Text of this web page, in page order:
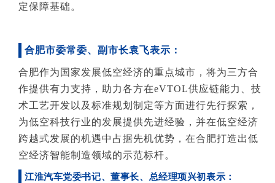
定保障基础。
合肥市委常委、副市长袁飞表示：
合肥作为国家发展低空经济的重点城市，将为三方合
作提供有力支持，助力各方在eVTOL供应链能力、技
术工艺开发以及标准规划制定等方面进行先行探索，
为低空科技行业的发展提供先进经验，并在低空经济
跨越式发展的机遇中占据先机优势，在合肥打造出低
空经济智能制造领域的示范标杆。
江淮汽车党委书记、董事长、总经理项兴初表示 ：